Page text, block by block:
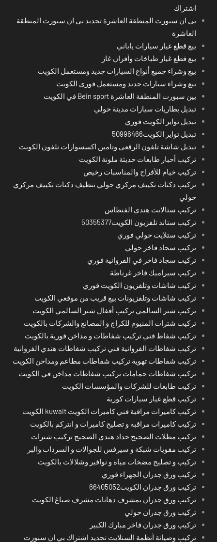
اشتراك
بي ان سبورت المنطقة العاشرة تجديد بي ان سبورت المنطقة
العاشرة
بيع قطع غيار سيارات ياباني
بيع قطع غيار طباخات وأفران غاز
بيع وشراء جميع أنواع السيارات جديد ومستعمل الكويت
بيع وشراء سيارات جديد ومستعمل فوري الكويت
بين سبورت المنطقة العاشرة Bein sport في الكويت
تبديل بطاريات سيارات مدينة حولي
تبديل تواير الكويت فوري
تبديل تواير الكويت50996466
تبديل شاشة تلفون الرقعي وتامين اكسسوارات تلفون الكويت
تركيب أحبار طابعات حديثة ملونة الكويت
تركيب خيام للأفراح والمناسبات رخيص
تركيب دكتات تكييف مركزي حولي تنظيف دكتات تكييف مركزي
حولي
تركيب ستالايت هندي الفنطاس
تركيب ستاند تلفزيون الكويت50355377
تركيب ستلايت حولي فوري
تركيب سجاد فاخر حولي
تركيب سجاد فاخر في الفروانية فوري
تركيب سيراميك فاخر غرناطة
تركيب شاشات وتلفزيون الكويت فوري
تركيب شاشات وتلفزيونات بيع قريب من موقعي الكويت
تركيب شتر السالمي تركيب أقفال شتر السالمي الكويت
تركيب شترات المنيوم للكراج و المصانع والشركات بالكويت
تركيب شفاط فني تركيب شفاطات و مداخن فورية بالكويت
تركيب شفاطات الفروانية فني تركيب شفاطات هندي الفروانية
تركيب شفاطات تهوية تركيب شفاطات مطاعم ومداخن الكويت
تركيب شفاطات حمامات تركيب شفاطات مداخن في الكويت
تركيب طابعات للشركات والمؤسسات الكويت
تركيب قطع غيار سيارات كورية
تركيب كاميرات مراقبة فني كاميرات الكويت kuwait الكويت
تركيب كاميرات مراقبة و تصليح كاميرات و انتركم بالكويت
تركيب مظلات الضجيج حداد هندي الضجيج تركيب شترات
تركيب مقويات شبكة و سيرفس للجوالات و السرداب والبر
تركيب و تصليح مضخات مياه و نوافير وشلالات بالكويت
تركيب ورق جدران الجهراء فوري
تركيب ورق جدران الكويت66405052
تركيب ورق جدران بمشرف دهانات مشرف صباغ الكويت
تركيب ورق جدران حولي
تركيب ورق جدران فاخر مبارك الكبير
تركيب وصيانة أنظمة الستلايت تجديد اشتراك بي ان سبورت